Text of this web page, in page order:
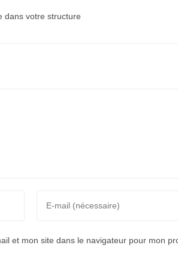
dans votre structure
address
et mon site dans le navigateur pour mon